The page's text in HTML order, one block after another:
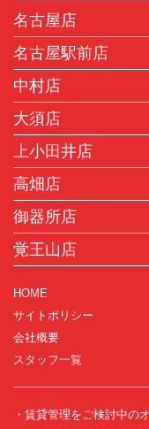
名古屋店
名古屋駅前店
中村店
大須店
上小田井店
高畑店
御器所店
覚王山店
HOME
サイトポリシー
会社概要
スタッフ一覧
・賃貸管理をご検討中の